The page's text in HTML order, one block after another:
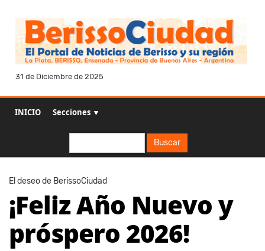
31 de Diciembre de 2025
INICIO Secciones ▼
Buscar
El deseo de BerissoCiudad
¡Feliz Año Nuevo y
próspero 2026!